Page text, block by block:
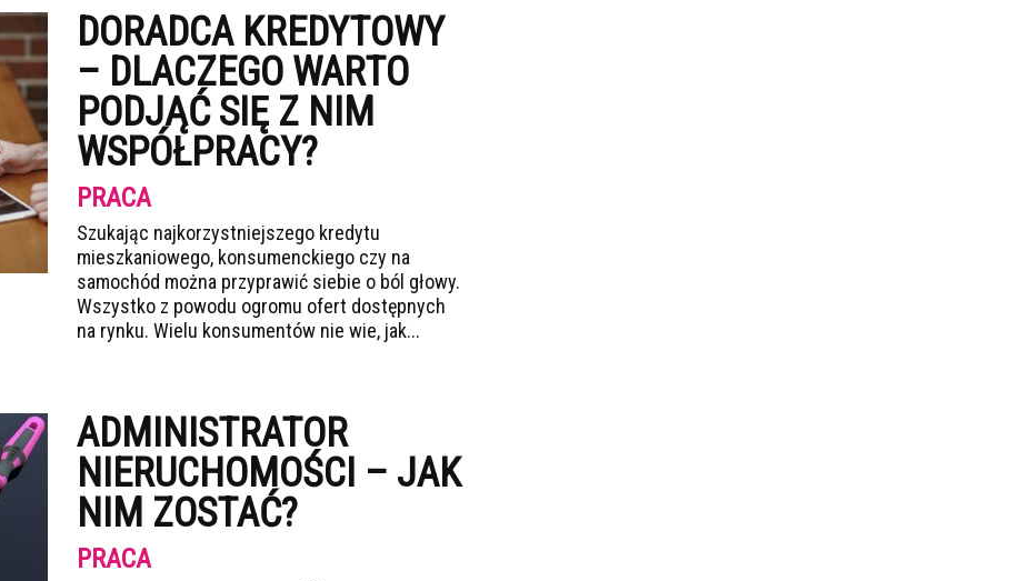
DORADCA KREDYTOWY
– DLACZEGO WARTO
PODJĄĆ SIĘ Z NIM
WSPÓŁPRACY?
PRACA
Szukając najkorzystniejszego kredytu
mieszkaniowego, konsumenckiego czy na
samochód można przyprawić siebie o ból głowy.
Wszystko z powodu ogromu ofert dostępnych
na rynku. Wielu konsumentów nie wie, jak...
ADMINISTRATOR
NIERUCHOMOŚCI – JAK
NIM ZOSTAĆ?
PRACA